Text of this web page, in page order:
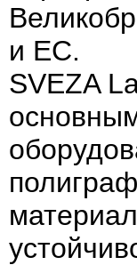
и ЕС.
SVEZA